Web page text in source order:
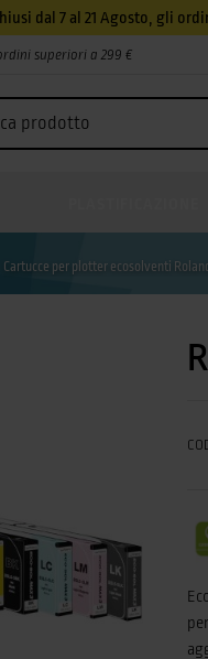
dal 7 al 21 Agosto, gli
superiori a 299 €
Cartucce per plotter ecosolventi Roland